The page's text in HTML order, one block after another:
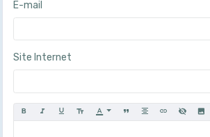
E-mail
Site Internet